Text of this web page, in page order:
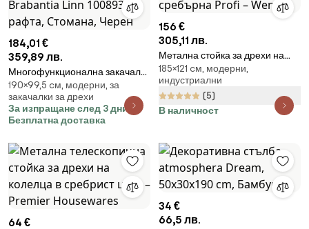
184,01 €
359,89 лв.
Многофункционална закачалка
за дрехи Brabantia Linn
1008930, 2 рафта, Стомана,
Черен
190×99,5 cм, модерни, за
закачалки за дрехи
За изпращане след 3 дни
Безплатна доставка
156 €
305,11 лв.
Метална стойка за дрехи на
колелца сребърна Profi –
Wenko
185×121 cм, модерни,
индустриални
(5)
В наличност
64 €
34 €
66,5 лв.